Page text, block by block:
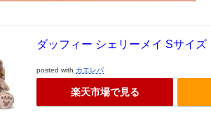
ダッフィー シェリーメイ Sサイズ
posted with カエレバ
楽天市場で見る